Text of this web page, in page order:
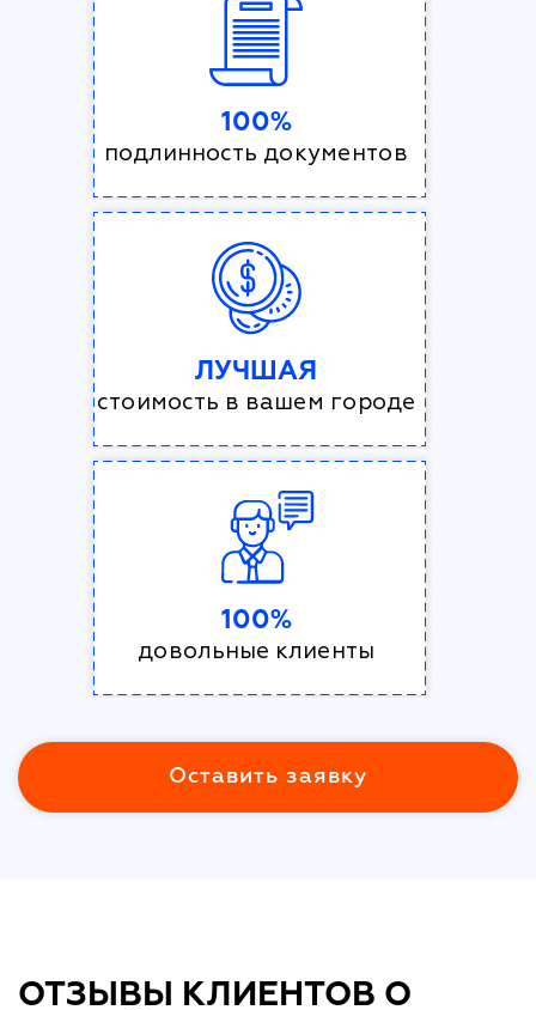
100%
подлинность документов
ЛУЧШАЯ
стоимость в вашем городе
100%
довольные клиенты
Оставить заявку
ОТЗЫВЫ КЛИЕНТОВ О